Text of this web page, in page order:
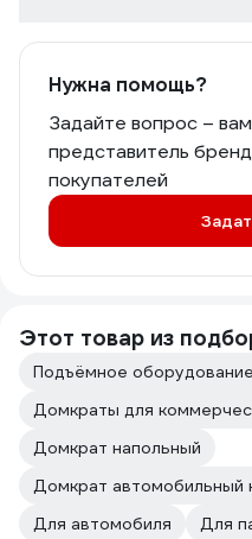
Нужна помощь?
Задайте вопрос –
представитель
покупателей
Этот товар из
Подъёмное оборудование
Домкраты для
Домкрат напольный
Домкрат автомобильный
Для автомобиля
Для